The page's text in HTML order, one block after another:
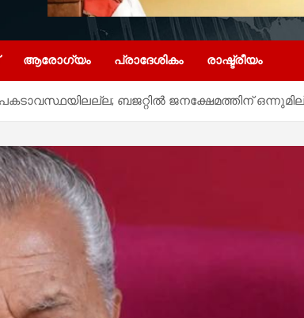
ആരോഗ്യം പ്രാദേശികം രാഷ്ട്രീയം
ബജറ്റിൽ ജനക്ഷേമത്തിന്